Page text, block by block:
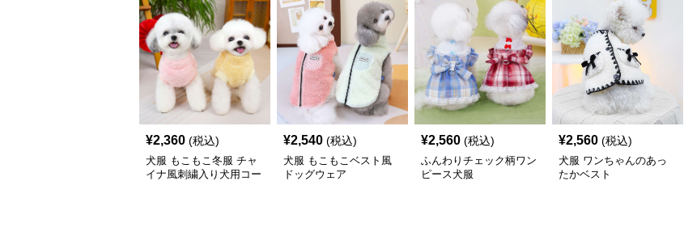
¥2,360 (税込)
犬服 もこもこ冬服 チャ
イナ風刺繍入り犬用コー
¥2,540 (税込)
犬服 もこもこベスト風
ドッグウェア
¥2,560 (税込)
ふんわりチェック柄ワン
ピース犬服
¥2,560 (税込)
犬服 ワンちゃんのあっ
たかベスト